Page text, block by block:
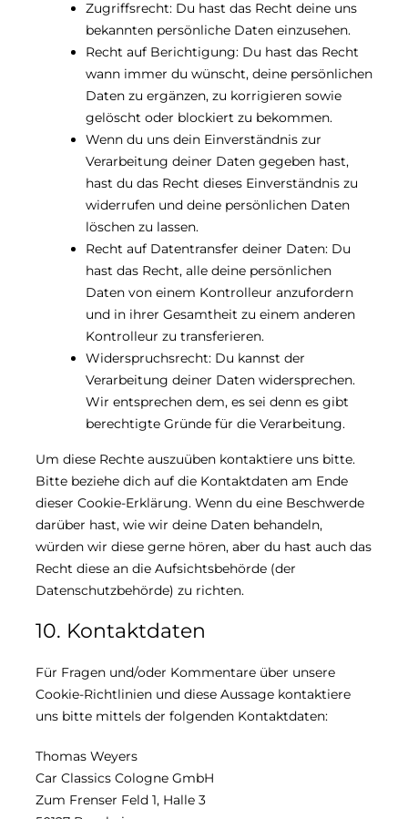
Zugriffsrecht: Du hast das Recht deine uns
bekannten persönliche Daten einzusehen.
Recht auf Berichtigung: Du hast das Recht
wann immer du wünscht, deine persönlichen
Daten zu ergänzen, zu korrigieren sowie
gelöscht oder blockiert zu bekommen.
Wenn du uns dein Einverständnis zur
Verarbeitung deiner Daten gegeben hast,
hast du das Recht dieses Einverständnis zu
widerrufen und deine persönlichen Daten
löschen zu lassen.
Recht auf Datentransfer deiner Daten: Du
hast das Recht, alle deine persönlichen
Daten von einem Kontrolleur anzufordern
und in ihrer Gesamtheit zu einem anderen
Kontrolleur zu transferieren.
Widerspruchsrecht: Du kannst der
Verarbeitung deiner Daten widersprechen.
Wir entsprechen dem, es sei denn es gibt
berechtigte Gründe für die Verarbeitung.
Um diese Rechte auszuüben kontaktiere uns bitte.
Bitte beziehe dich auf die Kontaktdaten am Ende
dieser Cookie-Erklärung. Wenn du eine Beschwerde
darüber hast, wie wir deine Daten behandeln,
würden wir diese gerne hören, aber du hast auch das
Recht diese an die Aufsichtsbehörde (der
Datenschutzbehörde) zu richten.
10. Kontaktdaten
Für Fragen und/oder Kommentare über unsere
Cookie-Richtlinien und diese Aussage kontaktiere
uns bitte mittels der folgenden Kontaktdaten:
Thomas Weyers
Car Classics Cologne GmbH
Zum Frenser Feld 1, Halle 3